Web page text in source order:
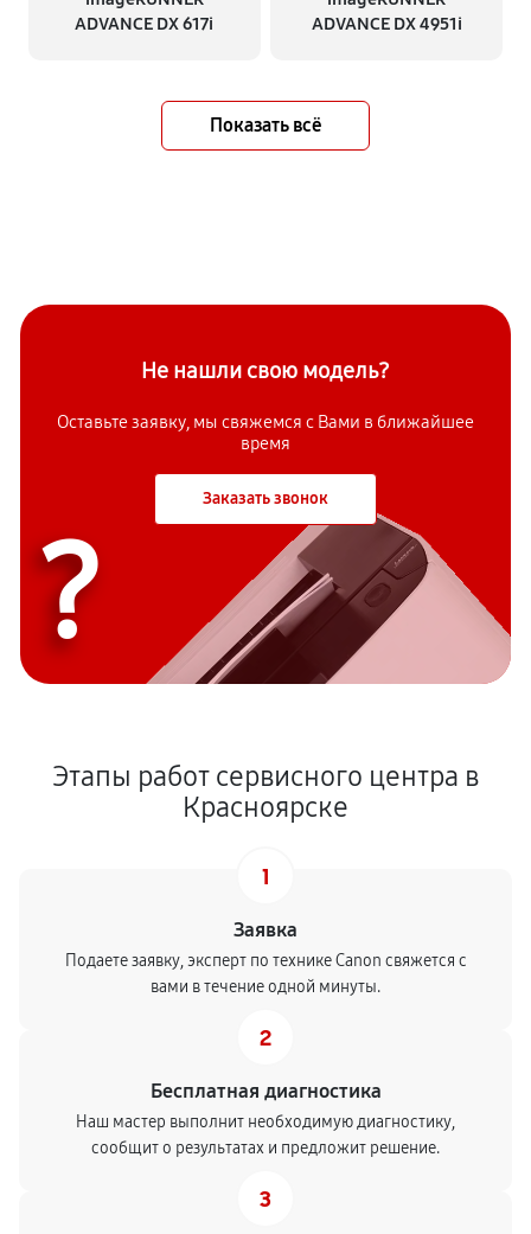
ADVANCE DX 617i
ADVANCE DX 4951i
Показать всё
Не нашли свою модель?
Оставьте заявку, мы свяжемся с Вами в ближайшее
время
Заказать звонок
?
Этапы работ сервисного центра в
Красноярске
1
Заявка
Подаете заявку, эксперт по технике Canon свяжется с
вами в течение одной минуты.
2
Бесплатная диагностика
Наш мастер выполнит необходимую диагностику,
сообщит о результатах и предложит решение.
3